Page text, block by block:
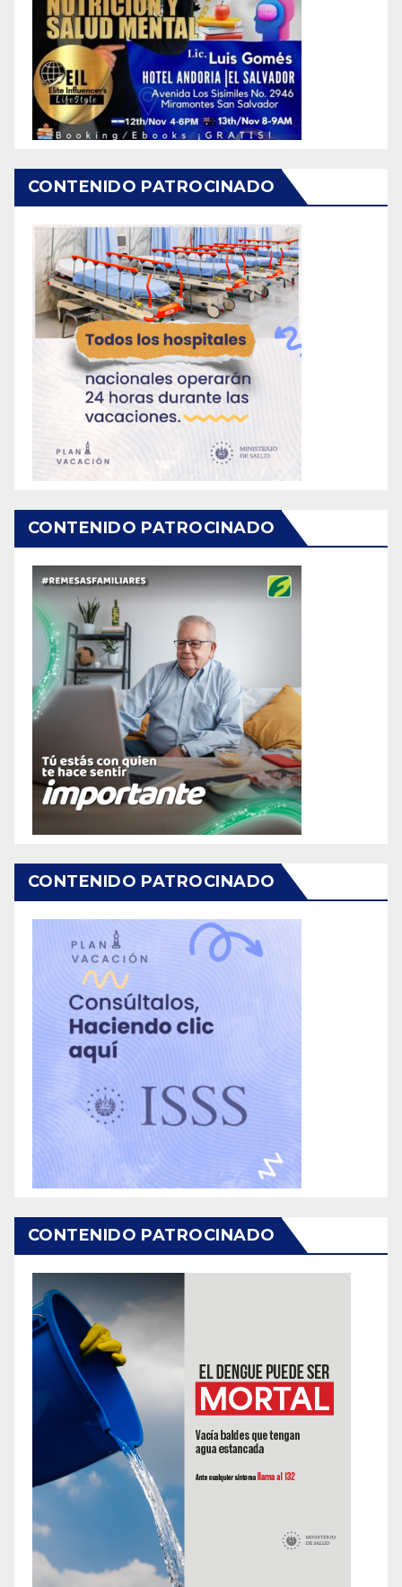
CONTENIDO PATROCINADO
CONTENIDO PATROCINADO
CONTENIDO PATROCINADO
CONTENIDO PATROCINADO